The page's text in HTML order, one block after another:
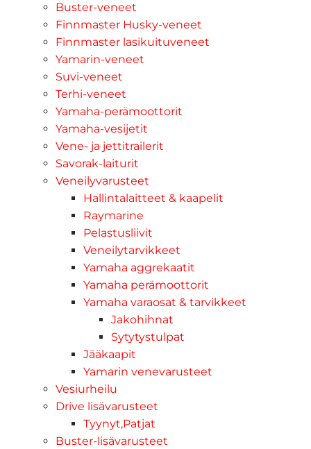
Buster-veneet
Finnmaster Husky-veneet
Finnmaster lasikuituveneet
Yamarin-veneet
Suvi-veneet
Terhi-veneet
Yamaha-perämoottorit
Yamaha-vesijetit
Vene- ja jettitrailerit
Savorak-laiturit
Veneilyvarusteet
Hallintalaitteet & kaapelit
Raymarine
Pelastusliivit
Veneilytarvikkeet
Yamaha aggrekaatit
Yamaha perämoottorit
Yamaha varaosat & tarvikkeet
Jakohihnat
Sytytystulpat
Jääkaapit
Yamarin venevarusteet
Vesiurheilu
Drive lisävarusteet
Tyynyt,Patjat
Buster-lisävarusteet